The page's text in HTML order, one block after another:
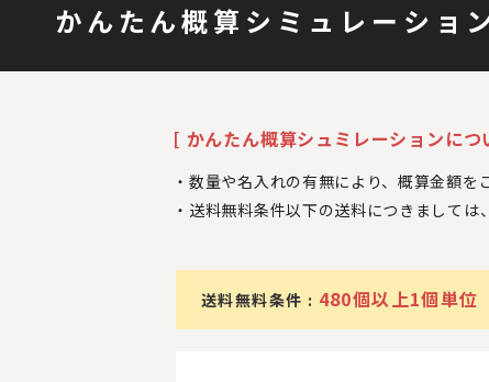
かんたん概算シミュレーショ
[ かんたん概算シュミレーションにつ
数量や名入れの有無により、概算金額を
送料無料条件以下の送料につきましては
送料無料条件 : 480個以上1個単位